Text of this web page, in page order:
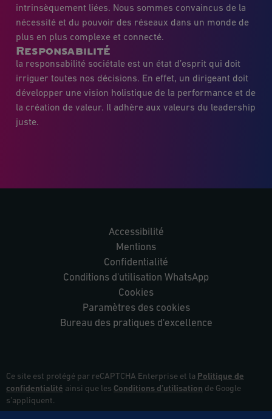
intrinsèquement liées. Nous sommes convaincus de la
nécessité et du pouvoir des réseaux dans un monde de
plus en plus complexe et connecté.
Responsabilité
la responsabilité sociétale est un état d’esprit qui doit
irriguer toutes nos décisions. En effet, un dirigeant doit
développer une vision holistique de la performance et de
la création de valeur. Il adhère aux valeurs du leadership
juste.
Accessibilité
Mentions
Confidentialité
Conditions d'utilisation WhatsApp
Cookies
Paramètres des cookies
Bureau des pratiques d'excellence
Ce site est protégé par reCAPTCHA Enterprise et la Politique de
confidentialité ainsi que les Conditions d’utilisation de Google
s’appliquent.